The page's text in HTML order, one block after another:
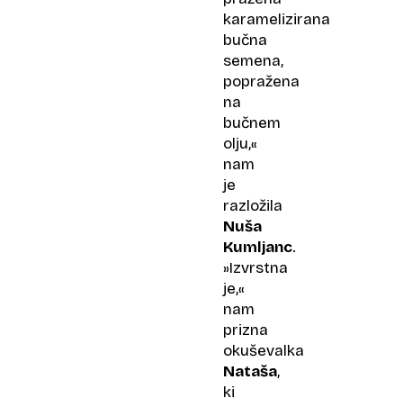
karamelizirana
bučna
semena,
popražena
na
bučnem
olju,«
nam
je
razložila
Nuša
Kumljanc.
»Izvrstna
je,«
nam
prizna
okuševalka
Nataša,
ki